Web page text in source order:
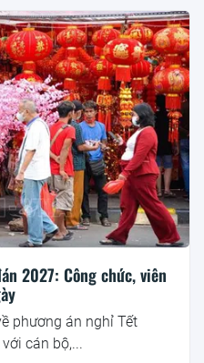
2027: Công chức, viên
phương án nghỉ Tết
cán bộ,...